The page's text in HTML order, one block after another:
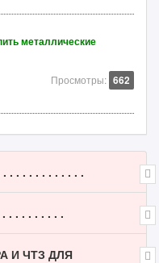
металлические
Просмотры: 662
. . . . . . . . . . .
. . . . . . . . .
И ЧТЗ ДЛЯ